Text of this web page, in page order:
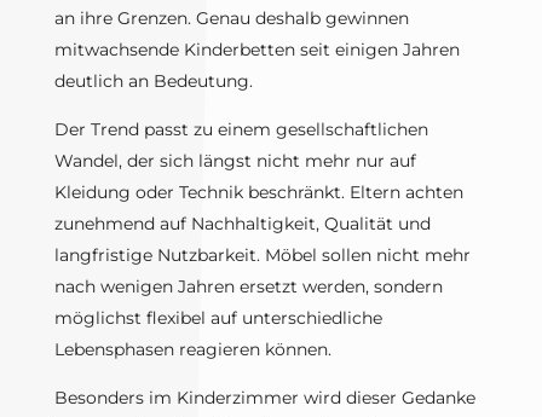
an ihre Grenzen. Genau deshalb gewinnen
mitwachsende Kinderbetten seit einigen Jahren
deutlich an Bedeutung.
Der Trend passt zu einem gesellschaftlichen
Wandel, der sich längst nicht mehr nur auf
Kleidung oder Technik beschränkt. Eltern achten
zunehmend auf Nachhaltigkeit, Qualität und
langfristige Nutzbarkeit. Möbel sollen nicht mehr
nach wenigen Jahren ersetzt werden, sondern
möglichst flexibel auf unterschiedliche
Lebensphasen reagieren können.
Besonders im Kinderzimmer wird dieser Gedanke